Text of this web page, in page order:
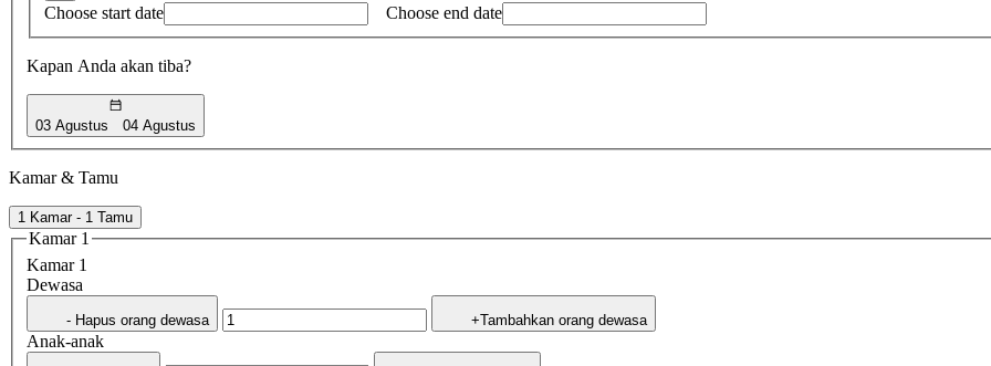
Choose start date Choose end date
Kapan Anda akan tiba?
03 Agustus 04 Agustus
Kamar & Tamu
1 Kamar - 1 Tamu
Kamar 1
Kamar 1
Dewasa
- Hapus orang dewasa +Tambahkan orang dewasa
Anak-anak